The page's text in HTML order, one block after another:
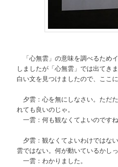
「心無雲」の意味を調べるため
しましたが「心無雲」では出てき
白い文を見つけましたので、ここ
夕雲：心を無にしなさい。ただ
れても良いのじゃ。
一雲：何も観なくてよいのです
夕雲：観なくてよいわけではな
雲ではない。何が動いているかし
一雲：わかりました。